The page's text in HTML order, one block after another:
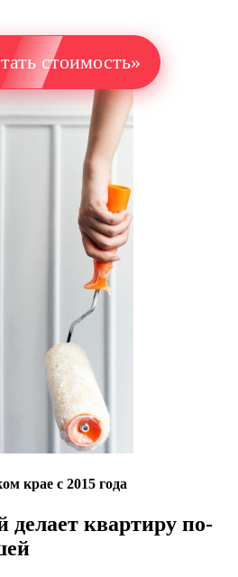
стоимость»
крае с 2015 года
делает квартиру по-